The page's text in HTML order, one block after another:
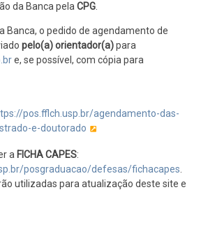
da Banca pelaCPG.
Banca, o pedido de agendamento de
pelo(a) orientador(a)para
e, se possível, com cópia para
pos.fflch.usp.br/agendamento-das-
e-doutorado
a FICHA CAPES:
posgraduacao/defesas/fichacapes.
utilizadas para atualização deste site e